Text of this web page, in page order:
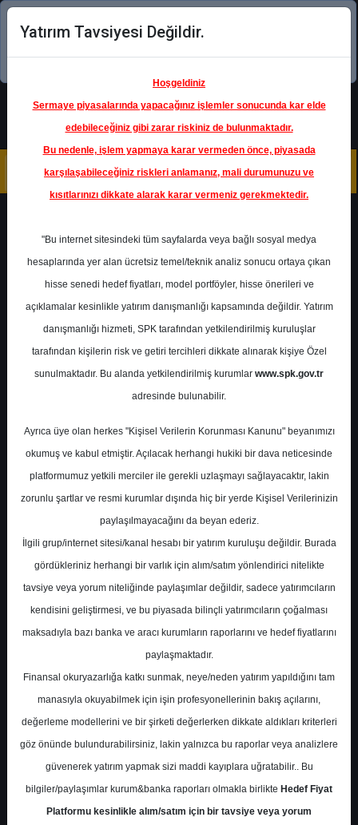
Şimdi uygulamayı indirin!
AVPGY- AVRUPAKENT GMYO
Hedef Fiyat 90.00 ₺
Getiri
%0.00
0
Get.
3
Cuma, 23 Ocak 2026
En Yüksek Tahmin 97,50 ₺
Ortalama Fiyat Tahmini 91,25 ₺
Ortalama Getiri Potansiyeli %76.16
Kurum Sayısı
2
Al Endeks Üstü Get.
Yatırım Tavsiyesi Değildir.
Hoşgeldiniz
Sermaye piyasalarında yapacağınız işlemler sonucunda kar elde
edebileceğiniz gibi zarar riskiniz de bulunmaktadır.
Bu nedenle, işlem yapmaya karar vermeden önce, piyasada
karşılaşabileceğiniz riskleri anlamanız, mali durumunuzu ve
kısıtlarınızı dikkate alarak karar vermeniz gerekmektedir.
"Bu internet sitesindeki tüm sayfalarda veya bağlı sosyal medya
hesaplarında yer alan ücretsiz temel/teknik analiz sonucu ortaya çıkan
hisse senedi hedef fiyatları, model portföyler, hisse önerileri ve
açıklamalar kesinlikle yatırım danışmanlığı kapsamında değildir. Yatırım
danışmanlığı hizmeti, SPK tarafından yetkilendirilmiş kuruluşlar
tarafından kişilerin risk ve getiri tercihleri dikkate alınarak kişiye Özel
sunulmaktadır. Bu alanda yetkilendirilmiş kurumlar www.spk.gov.tr
adresinde bulunabilir.
Ayrıca üye olan herkes "Kişisel Verilerin Korunması Kanunu" beyanımızı
okumuş ve kabul etmiştir. Açılacak herhangi hukiki bir dava neticesinde
platformumuz yetkili merciler ile gerekli uzlaşmayı sağlayacaktır, lakin
zorunlu şartlar ve resmi kurumlar dışında hiç bir yerde Kişisel Verilerinizin
paylaşılmayacağını da beyan ederiz.
İlgili grup/internet sitesi/kanal hesabı bir yatırım kuruluşu değildir. Burada
gördükleriniz herhangi bir varlık için alım/satım yönlendirici nitelikte
tavsiye veya yorum niteliğinde paylaşımlar değildir, sadece yatırımcıların
kendisini geliştirmesi, ve bu piyasada bilinçli yatırımcıların çoğalması
maksadıyla bazı banka ve aracı kurumların raporlarını ve hedef fiyatlarını
paylaşmaktadır.
Finansal okuryazarlığa katkı sunmak, neye/neden yatırım yapıldığını tam
manasıyla okuyabilmek için işin profesyonellerinin bakış açılarını,
değerleme modellerini ve bir şirketi değerlerken dikkate aldıkları kriterleri
göz önünde bulundurabilirsiniz, lakin yalnızca bu raporlar veya analizlere
güvenerek yatırım yapmak sizi maddi kayıplara uğratabilir.. Bu
bilgiler/paylaşımlar kurum&banka raporları olmakla birlikte Hedef Fiyat
Platformu kesinlikle alım/satım için bir tavsiye veya yorum